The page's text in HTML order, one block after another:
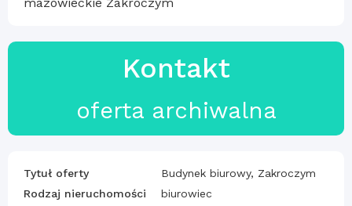
Kontakt
oferta archiwalna
Tytuł oferty
Budynek biurowy, Zakroczym
Rodzaj nieruchomości
biurowiec